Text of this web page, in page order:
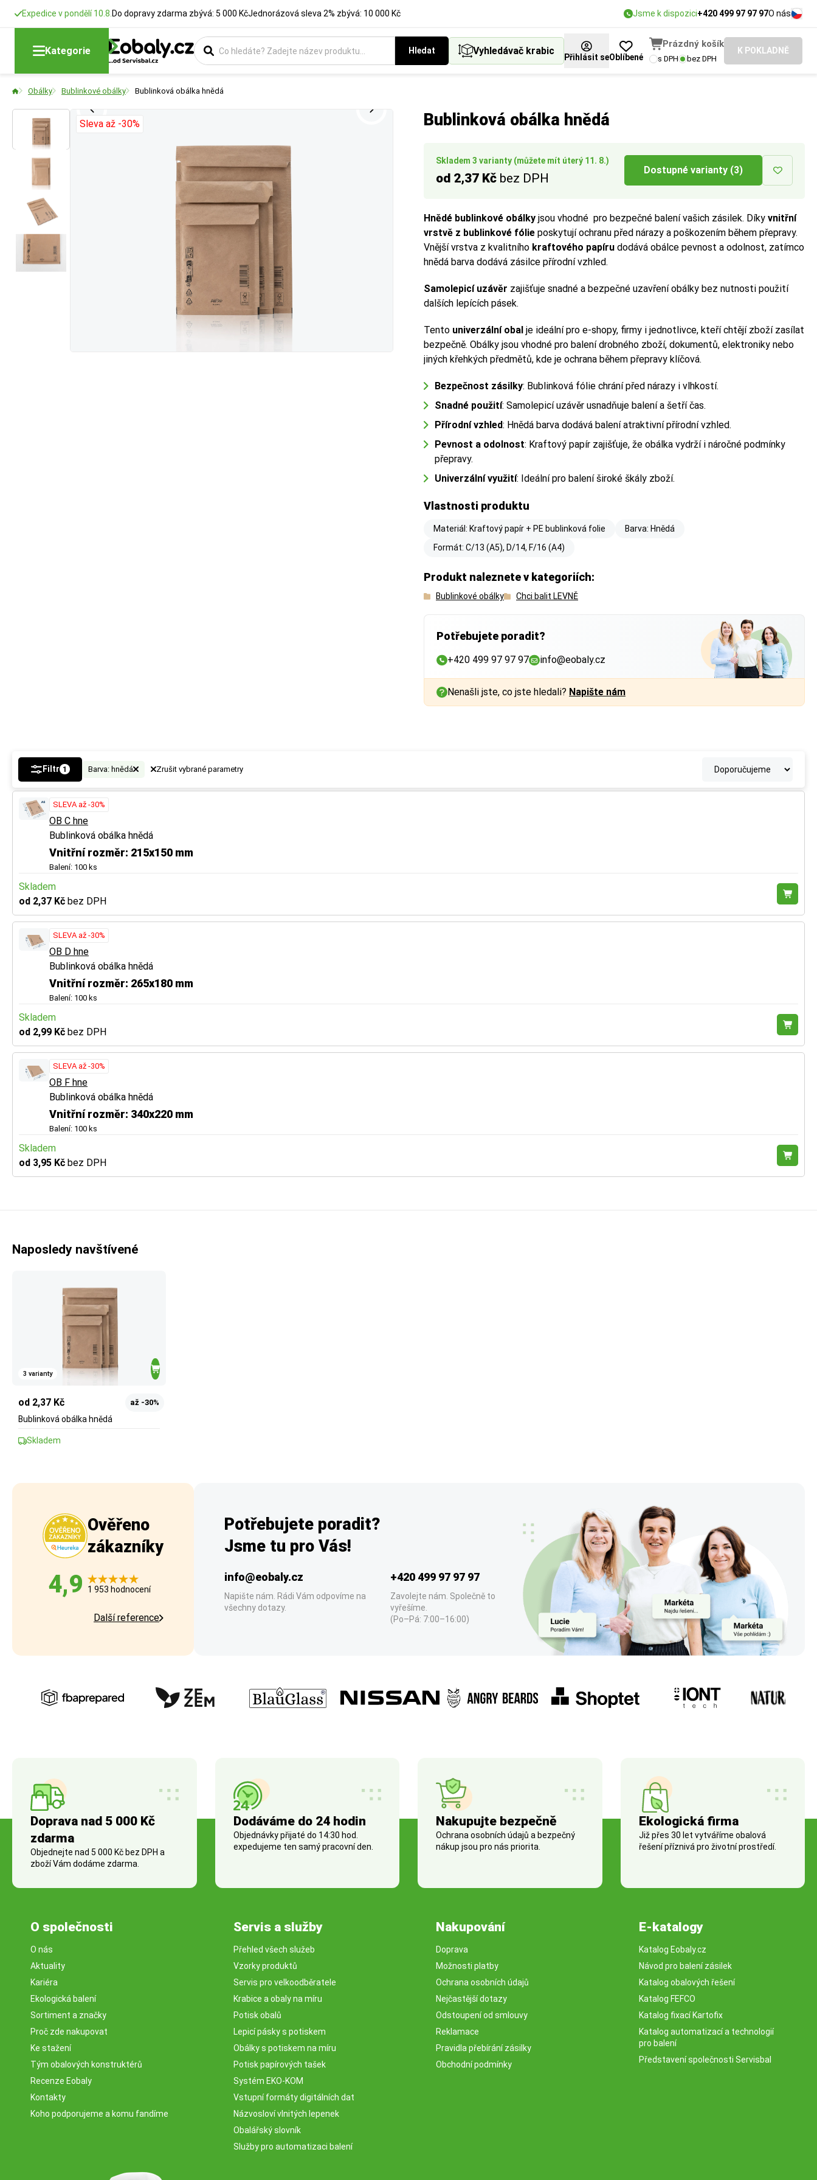
Expedice v pondělí 10.8. Do dopravy zdarma zbývá: 5 000 KčJednorázová sleva 2% zbývá: 10 000 Kč Jsme k dispozici+420 499 97 97 97O nás
Kategorie Hledat Vyhledávač krabic
Přihlásit seOblíbené
Prázdný košík
s DPH bez DPH
K POKLADNĚ
Obálky Bublinkové obálky Bublinková obálka hnědá
Bublinková obálka hnědá
Skladem 3 varianty (můžete mít úterý 11. 8.)
od 2,37 Kč bez DPH
Dostupné varianty (3)
Hnědé bublinkové obálky jsou vhodné pro bezpečné balení vašich zásilek. Díky vnitřní
vrstvě z bublinkové fólie poskytují ochranu před nárazy a poškozením během přepravy.
Vnější vrstva z kvalitního kraftového papíru dodává obálce pevnost a odolnost, zatímco
hnědá barva dodává zásilce přírodní vzhled.
Samolepicí uzávěr zajišťuje snadné a bezpečné uzavření obálky bez nutnosti použití
dalších lepících pásek.
Tento univerzální obal je ideální pro e-shopy, firmy i jednotlivce, kteří chtějí zboží zasílat
bezpečně. Obálky jsou vhodné pro balení drobného zboží, dokumentů, elektroniky nebo
jiných křehkých předmětů, kde je ochrana během přepravy klíčová.
Bezpečnost zásilky: Bublinková fólie chrání před nárazy i vlhkostí.
Snadné použití: Samolepicí uzávěr usnadňuje balení a šetří čas.
Přírodní vzhled: Hnědá barva dodává balení atraktivní přírodní vzhled.
Pevnost a odolnost: Kraftový papír zajišťuje, že obálka vydrží i náročné podmínky
přepravy.
Univerzální využití: Ideální pro balení široké škály zboží.
Vlastnosti produktu
Materiál: Kraftový papír + PE bublinková folie
Barva: Hnědá
Formát: C/13 (A5), D/14, F/16 (A4)
Produkt naleznete v kategoriích:
Bublinkové obálky Chci balit LEVNĚ
Potřebujete poradit?
+420 499 97 97 97 info@eobaly.cz
Nenašli jste, co jste hledali? Napište nám
Sleva až -30%
Filtr 1 Barva: hnědá Zrušit vybrané parametry
SLEVA až -30%
OB C hne
Bublinková obálka hnědá
Vnitřní rozměr: 215x150 mm
Balení: 100 ks
Skladem
od 2,37 Kč bez DPH
SLEVA až -30%
OB D hne
Bublinková obálka hnědá
Vnitřní rozměr: 265x180 mm
Balení: 100 ks
Skladem
od 2,99 Kč bez DPH
SLEVA až -30%
OB F hne
Bublinková obálka hnědá
Vnitřní rozměr: 340x220 mm
Balení: 100 ks
Skladem
od 3,95 Kč bez DPH
Naposledy navštívené
3 varianty
od 2,37 Kč až -30%
Bublinková obálka hnědá
Skladem
Ověřeno
zákazníky
4,9 1 953 hodnocení
Další reference
Potřebujete poradit?
Jsme tu pro Vás!
info@eobaly.cz
Napište nám. Rádi Vám odpovíme na
všechny dotazy.
+420 499 97 97 97
Zavolejte nám. Společně to
vyřešíme.
(Po–Pá: 7:00–16:00)
Doprava nad 5 000 Kč
zdarma
Objednejte nad 5 000 Kč bez DPH a
zboží Vám dodáme zdarma.
Dodáváme do 24 hodin
Objednávky přijaté do 14:30 hod.
expedujeme ten samý pracovní den.
Nakupujte bezpečně
Ochrana osobních údajů a bezpečný
nákup jsou pro nás priorita.
Ekologická firma
Již přes 30 let vytváříme obalová
řešení příznivá pro životní prostředí.
O společnosti
O nás
Aktuality
Kariéra
Ekologická balení
Sortiment a značky
Proč zde nakupovat
Ke stažení
Tým obalových konstruktérů
Recenze Eobaly
Kontakty
Koho podporujeme a komu fandíme
Servis a služby
Přehled všech služeb
Vzorky produktů
Servis pro velkoodběratele
Krabice a obaly na míru
Potisk obalů
Lepicí pásky s potiskem
Obálky s potiskem na míru
Potisk papírových tašek
Systém EKO-KOM
Vstupní formáty digitálních dat
Názvosloví vlnitých lepenek
Obalářský slovník
Služby pro automatizaci balení
Nakupování
Doprava
Možnosti platby
Ochrana osobních údajů
Nejčastější dotazy
Odstoupení od smlouvy
Reklamace
Pravidla přebírání zásilky
Obchodní podmínky
E-katalogy
Katalog Eobaly.cz
Návod pro balení zásilek
Katalog obalových řešení
Katalog FEFCO
Katalog fixací Kartofix
Katalog automatizací a technologií
pro balení
Představení společnosti Servisbal
Délka
Udává reálnou vnitřní délku obálky. Klíčový rozměr pro ověření, zda se váš produkt bezpečně a
Formát
Vyberte si produkt podle standardních formátů.
Barva
Vyberte si barevné provedení obalů a balicích materiálů podle vašich preferencí.
Šířka
Udává reálnou vnitřní šířku obálky. Klíčový rozměr pro ověření, zda se váš produkt bezpečně a